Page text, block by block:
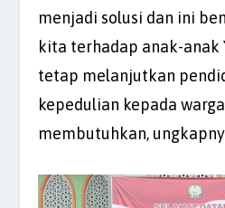
menjadi solusi dan ini
kita terhadap anak-anak
tetap melanjutkan
kepedulian kepada
membutuhkan,